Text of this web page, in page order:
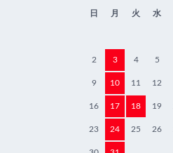
日 月 火 水
2 3 4 5
9 10 11 12
16 17 18 19
23 24 25 26